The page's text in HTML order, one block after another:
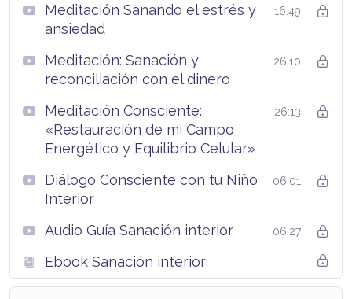
Meditación Sanando el estrés y
ansiedad
16:49
Meditación: Sanación y
reconciliación con el dinero
26:10
Meditación Consciente:
«Restauración de mi Campo
Energético y Equilibrio Celular»
26:13
Diálogo Consciente con tu Niño
Interior
06:01
Audio Guía Sanación interior 06:27
Ebook Sanación interior